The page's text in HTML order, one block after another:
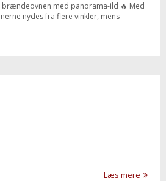
brændeovnen med panorama-ild 🔥 Med
nydes fra flere vinkler, mens
Læs mere